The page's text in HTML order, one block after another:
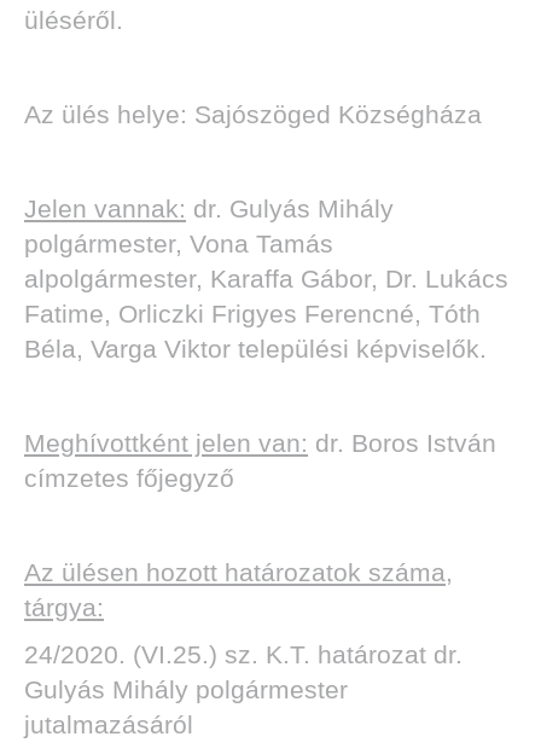
üléséről.
Az ülés helye: Sajószöged Községháza
Jelen vannak: dr. Gulyás Mihály
polgármester, Vona Tamás
alpolgármester, Karaffa Gábor, Dr. Lukács
Fatime, Orliczki Frigyes Ferencné, Tóth
Béla, Varga Viktor települési képviselők.
Meghívottként jelen van: dr. Boros István
címzetes főjegyző
Az ülésen hozott határozatok száma,
tárgya:
24/2020. (VI.25.) sz. K.T. határozat dr.
Gulyás Mihály polgármester
jutalmazásáról